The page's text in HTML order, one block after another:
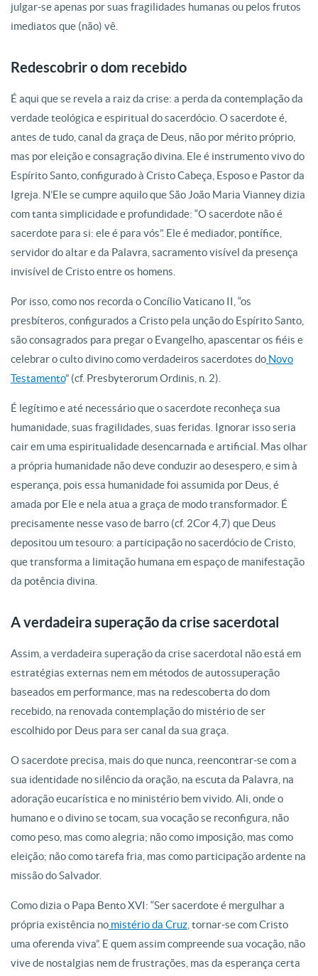
julgar-se apenas por suas fragilidades humanas ou pelos frutos
imediatos que (não) vê.
Redescobrir o dom recebido
É aqui que se revela a raiz da crise: a perda da contemplação da
verdade teológica e espiritual do sacerdócio. O sacerdote é,
antes de tudo, canal da graça de Deus, não por mérito próprio,
mas por eleição e consagração divina. Ele é instrumento vivo do
Espírito Santo, configurado à Cristo Cabeça, Esposo e Pastor da
Igreja. N’Ele se cumpre aquilo que São João Maria Vianney dizia
com tanta simplicidade e profundidade: “O sacerdote não é
sacerdote para si: ele é para vós”. Ele é mediador, pontífice,
servidor do altar e da Palavra, sacramento visível da presença
invisível de Cristo entre os homens.
Por isso, como nos recorda o Concílio Vaticano II, “os
presbíteros, configurados a Cristo pela unção do Espírito Santo,
são consagrados para pregar o Evangelho, apascentar os fiéis e
celebrar o culto divino como verdadeiros sacerdotes do Novo
Testamento” (cf. Presbyterorum Ordinis, n. 2).
É legítimo e até necessário que o sacerdote reconheça sua
humanidade, suas fragilidades, suas feridas. Ignorar isso seria
cair em uma espiritualidade desencarnada e artificial. Mas olhar
a própria humanidade não deve conduzir ao desespero, e sim à
esperança, pois essa humanidade foi assumida por Deus, é
amada por Ele e nela atua a graça de modo transformador. É
precisamente nesse vaso de barro (cf. 2Cor 4,7) que Deus
depositou um tesouro: a participação no sacerdócio de Cristo,
que transforma a limitação humana em espaço de manifestação
da potência divina.
A verdadeira superação da crise sacerdotal
Assim, a verdadeira superação da crise sacerdotal não está em
estratégias externas nem em métodos de autossuperação
baseados em performance, mas na redescoberta do dom
recebido, na renovada contemplação do mistério de ser
escolhido por Deus para ser canal da sua graça.
O sacerdote precisa, mais do que nunca, reencontrar-se com a
sua identidade no silêncio da oração, na escuta da Palavra, na
adoração eucarística e no ministério bem vivido. Ali, onde o
humano e o divino se tocam, sua vocação se reconfigura, não
como peso, mas como alegria; não como imposição, mas como
eleição; não como tarefa fria, mas como participação ardente na
missão do Salvador.
Como dizia o Papa Bento XVI: “Ser sacerdote é mergulhar a
própria existência no mistério da Cruz, tornar-se com Cristo
uma oferenda viva”. E quem assim compreende sua vocação, não
vive de nostalgias nem de frustrações, mas da esperança certa